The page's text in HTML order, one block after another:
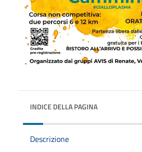
INDICE DELLA PAGINA
Descrizione